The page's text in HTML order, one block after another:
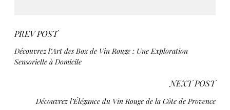
PREV POST
Découvrez l’Art des Box de Vin Rouge : Une Exploration
Sensorielle à Domicile
NEXT POST
Découvrez l’Élégance du Vin Rouge de la Côte de Provence